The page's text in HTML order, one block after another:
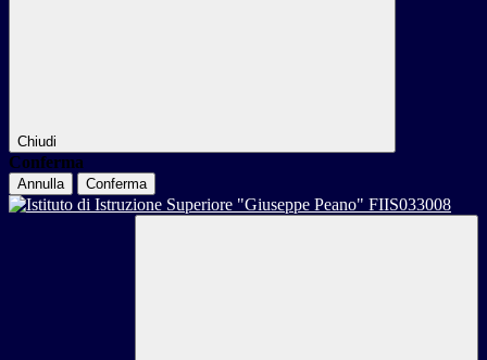
Chiudi
Conferma
Annulla Conferma